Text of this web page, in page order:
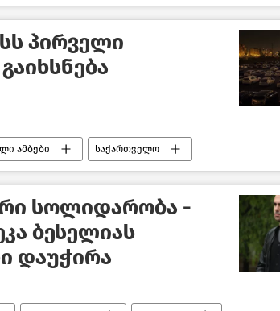
პირველი
ამბები საქართველო
სოლიდარობა -
ბესელიას
დაუჭირა